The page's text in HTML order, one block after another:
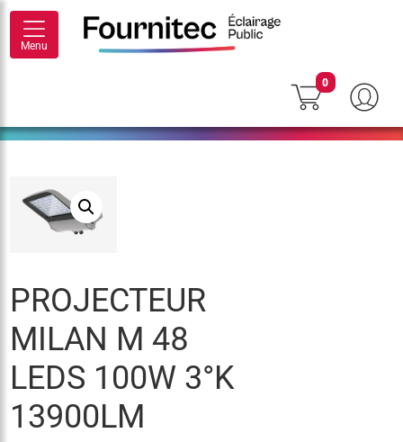
Menu
0
PROJECTEUR
MILAN M 48
LEDS 100W 3°K
13900LM